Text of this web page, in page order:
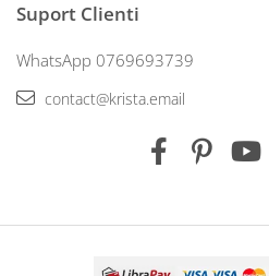
Suport Clienti
WhatsApp 0769693739
contact@krista.email